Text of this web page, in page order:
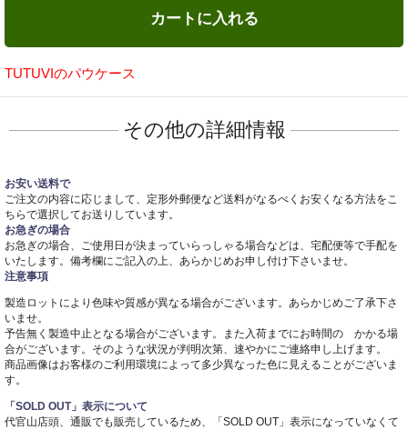
カートに入れる
TUTUVIのパウケース
その他の詳細情報
お安い送料で
ご注文の内容に応じまして、定形外郵便など送料がなるべくお安くなる方法をこ
ちらで選択してお送りしています。
お急ぎの場合
お急ぎの場合、ご使用日が決まっていらっしゃる場合などは、宅配便等で手配を
いたします。備考欄にご記入の上、あらかじめお申し付け下さいませ。
注意事項
製造ロットにより色味や質感が異なる場合がございます。あらかじめご了承下さ
いませ。
予告無く製造中止となる場合がございます。また入荷までにお時間の かかる場
合がございます。そのような状況が判明次第、速やかにご連絡申し上げます。
商品画像はお客様のご利用環境によって多少異なった色に見えることがございま
す。
「SOLD OUT」表示について
代官山店頭、通販でも販売しているため、「SOLD OUT」表示になっていなくて